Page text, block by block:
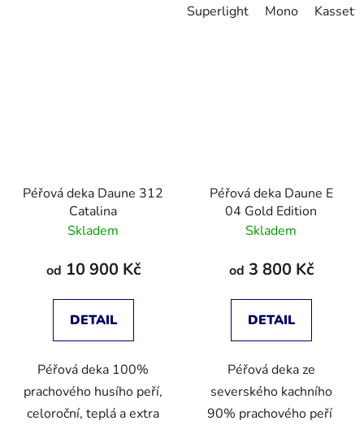
Superlight Mono
Péřová deka Daune 312
Catalina
Skladem
od 10 900 Kč
DETAIL
Péřová deka 100%
prachového husího peří,
celoroční, teplá a extra
Péřová deka Daune E
04 Gold Edition
Skladem
od 3 800 Kč
DETAIL
Péřová deka ze
severského kachního
90% prachového peří